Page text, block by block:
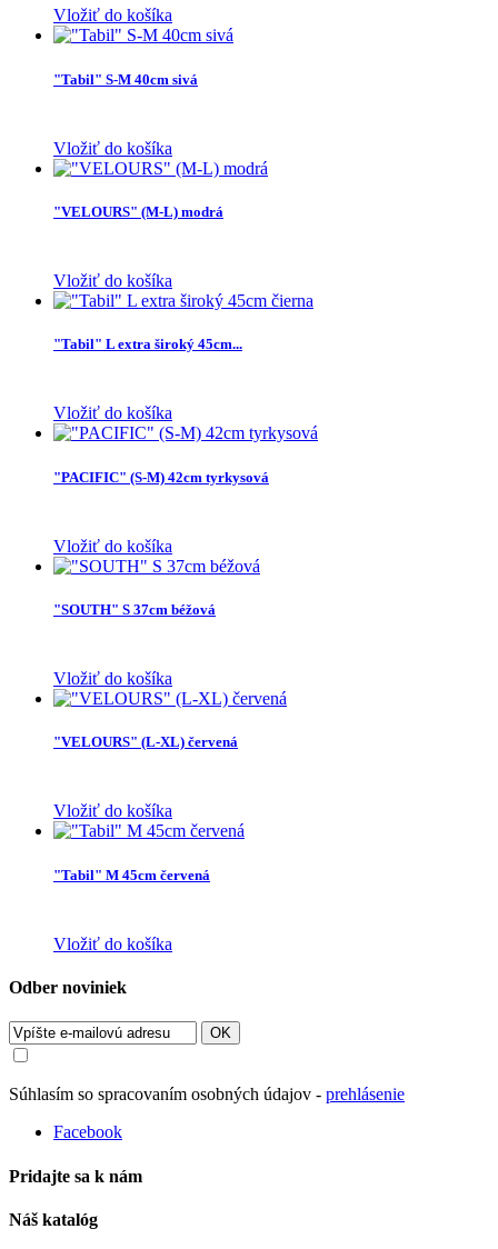
Vložiť do košíka
"Tabil" S-M 40cm sivá
Vložiť do košíka
"VELOURS" (M-L) modrá
Vložiť do košíka
"Tabil" L extra široký 45cm...
Vložiť do košíka
"PACIFIC" (S-M) 42cm tyrkysová
Vložiť do košíka
"SOUTH" S 37cm béžová
Vložiť do košíka
"VELOURS" (L-XL) červená
Vložiť do košíka
"Tabil" M 45cm červená
Vložiť do košíka
Odber noviniek
OK
Súhlasím so spracovaním osobných údajov - prehlásenie
Facebook
Pridajte sa k nám
Náš katalóg